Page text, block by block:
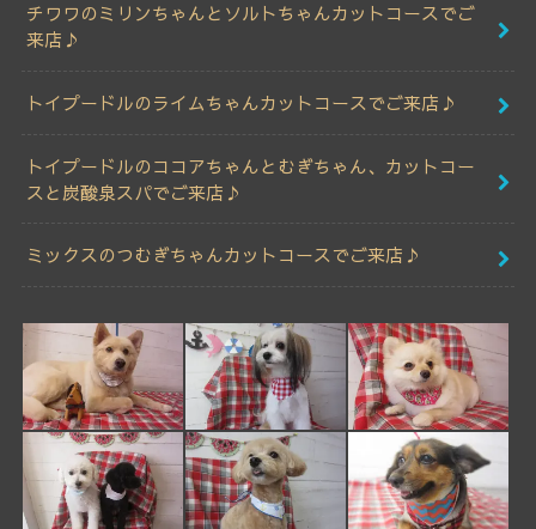
チワワのミリンちゃんとソルトちゃんカットコースでご
来店♪
トイプードルのライムちゃんカットコースでご来店♪
トイプードルのココアちゃんとむぎちゃん、カットコー
スと炭酸泉スパでご来店♪
ミックスのつむぎちゃんカットコースでご来店♪